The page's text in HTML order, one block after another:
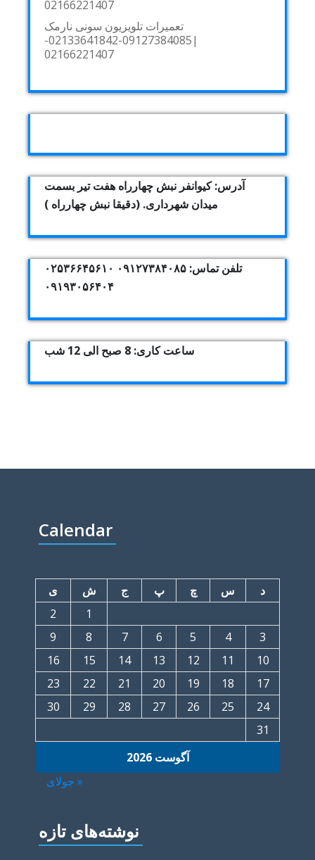
02166221407
تعمیرات تلویزیون سونی نارمک
|09127384085-02133641842-
02166221407
آدرس: کیوانفر نبش چهارراه هفت تیر بسمت
میدان شهرداری. (دقیقا نبش چهارراه )
تلفن تماس: ۰۹۱۲۷۳۸۴۰۸۵ ۰۲۵۳۶۶۴۵۶۱۰
۰۹۱۹۳۰۵۶۴۰۴
ساعت کاری: 8 صبح الی 12 شب
Calendar
آگوست 2026
د س چ پ ج ش
ی
1
2
3
4
5
6
7
8
9
10
11
12
13
14
15
16
17
18
19
20
21
22
23
24
25
26
27
28
29
30
31
« جولای
نوشته‌های تازه